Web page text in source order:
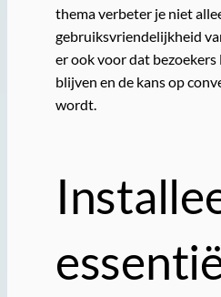
thema verbeter je niet
gebruiksvriendelijkheid
er ook voor dat
blijven en de kans op
wordt.